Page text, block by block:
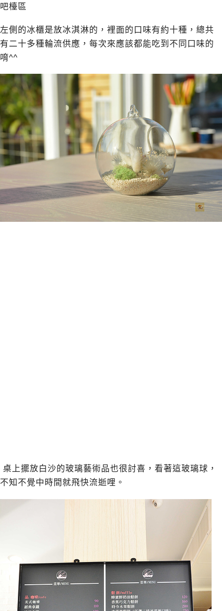
吧檯區
左側的冰櫃是放冰淇淋的，裡面的口味有約十種，總共
有二十多種輪流供應，每次來應該都能吃到不同口味的
唷^^
桌上擺放白沙的玻璃藝術品也很討喜，看著這玻璃球，
不知不覺中時間就飛快流逝哩。